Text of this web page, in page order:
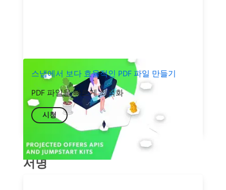
스냅에서 보다 효율적인 PDF 파일 만들기
PDF 파일을 빠르게 최적화
시청
서명